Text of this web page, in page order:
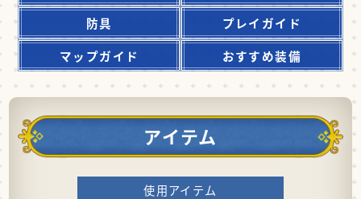
防具
プレイガイド
マップガイド
おすすめ装備
アイテム
使用アイテム